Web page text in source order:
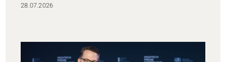
28.07.2026